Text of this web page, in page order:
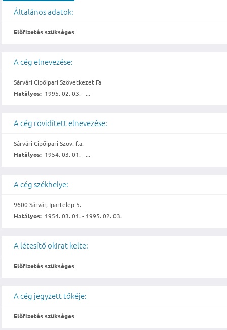
Általános adatok:
Előfizetés szükséges
A cég elnevezése:
Sárvári Cipőipari Szövetkezet Fa
Hatályos: 1995. 02. 03. - ...
A cég rövidített elnevezése:
Sárvári Cipőipari Szöv. f.a.
Hatályos: 1954. 03. 01. - ...
A cég székhelye:
9600 Sárvár, Ipartelep 5.
Hatályos: 1954. 03. 01. - 1995. 02. 03.
A létesítő okirat kelte:
Előfizetés szükséges
A cég jegyzett tőkéje:
Előfizetés szükséges